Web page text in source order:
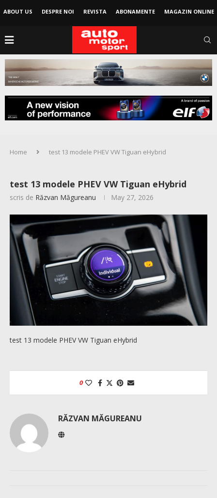
ABOUT US DESPRE NOI REVISTA ABONAMENTE MAGAZIN ONLINE
Home test 13 modele PHEV VW Tiguan eHybrid
test 13 modele PHEV VW Tiguan eHybrid
scris de Răzvan Măgureanu May 27, 2026
test 13 modele PHEV VW Tiguan eHybrid
0
RĂZVAN MĂGUREANU